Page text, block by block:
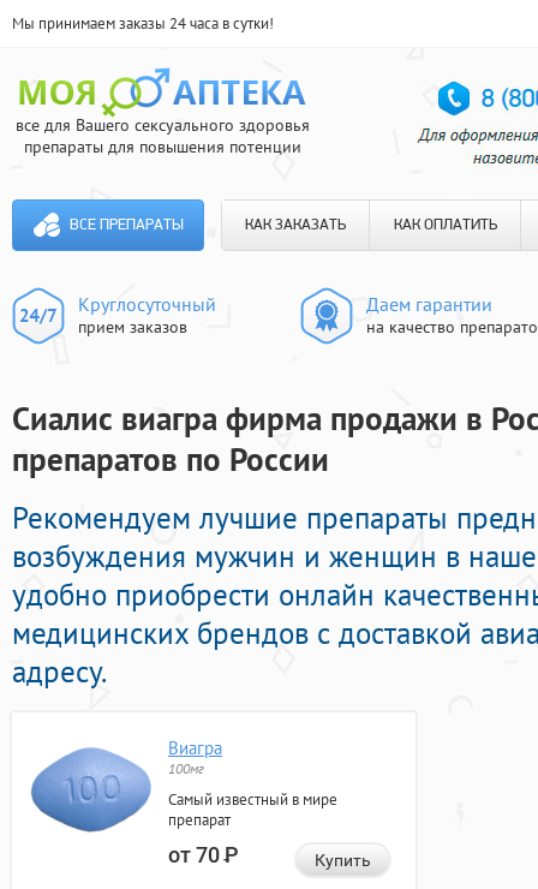
Мы принимаем заказы 24 часа в сутки!
все для Вашего сексуального здоровья
препараты для повышения потенции
ВСЕ ПРЕПАРАТЫ КАК ЗАКАЗАТЬ КАК ОПЛАТИТЬ
Круглосуточный
прием заказов
Даем гарантии
на качество
Сиалис виагра фирма продажи в
препаратов по России
Рекомендуем лучшие препараты
возбуждения мужчин и женщин в
удобно приобрести онлайн
медицинских брендов с доставкой
адресу.
Виагра
100мг
Самый известный в мире
препарат
от 70Р Купить